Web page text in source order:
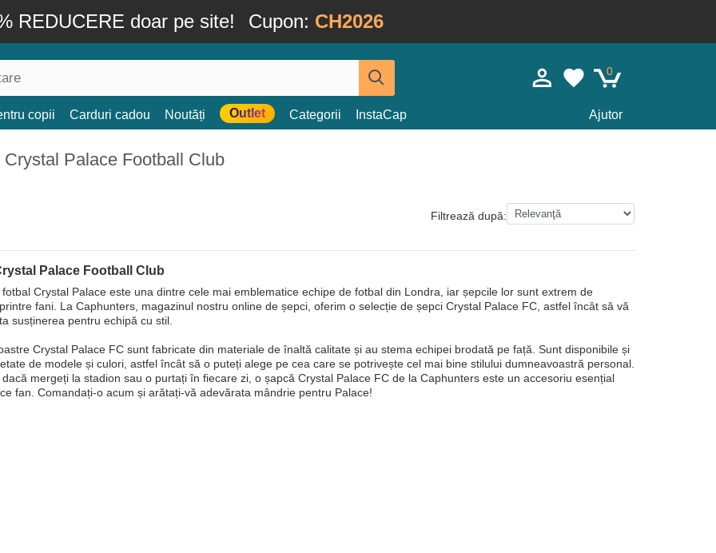
REDUCERE doar pe site! Cupon: CH2026
0
copii Carduri cadou Noutăți Outlet Categorii InstaCap Ajutor
Crystal Palace Football Club
Filtrează după:
Palace Football Club
Crystal Palace este una dintre cele mai emblematice echipe de fotbal din Londra, iar șepcile lor sunt extrem de
fani. La Caphunters, magazinul nostru online de șepci, oferim o selecție de șepci Crystal Palace FC, astfel încât să vă
susținerea pentru echipă cu stil.
Crystal Palace FC sunt fabricate din materiale de înaltă calitate și au stema echipei brodată pe față. Sunt disponibile și
de modele și culori, astfel încât să o puteți alege pe cea care se potrivește cel mai bine stilului dumneavoastră personal.
mergeți la stadion sau o purtați în fiecare zi, o șapcă Crystal Palace FC de la Caphunters este un accesoriu esențial
fan. Comandați-o acum și arătați-vă adevărata mândrie pentru Palace!